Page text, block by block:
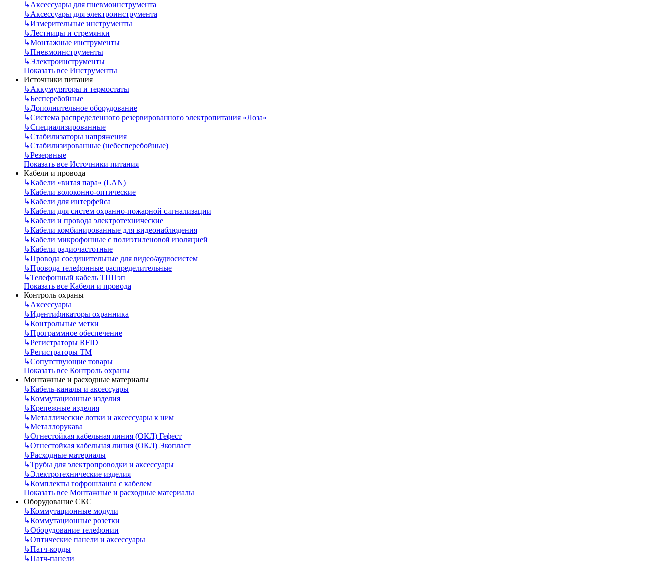
↳Аксессуары для пневмоинструмента
↳Аксессуары для электроинструмента
↳Измерительные инструменты
↳Лестницы и стремянки
↳Монтажные инструменты
↳Пневмоинструменты
↳Электроинструменты
Показать все Инструменты
Источники питания
↳Аккумуляторы и термостаты
↳Бесперебойные
↳Дополнительное оборудование
↳Система распределенного резервированного электропитания «Лоза»
↳Специализированные
↳Стабилизаторы напряжения
↳Стабилизированные (небесперебойные)
↳Резервные
Показать все Источники питания
Кабели и провода
↳Кабели «витая пара» (LAN)
↳Кабели волоконно-оптические
↳Кабели для интерфейса
↳Кабели для систем охранно-пожарной сигнализации
↳Кабели и провода электротехнические
↳Кабели комбинированные для видеонаблюдения
↳Кабели микрофонные с полиэтиленовой изоляцией
↳Кабели радиочастотные
↳Провода соединительные для видео/аудиосистем
↳Провода телефонные распределительные
↳Телефонный кабель ТППэп
Показать все Кабели и провода
Контроль охраны
↳Аксессуары
↳Идентификаторы охранника
↳Контрольные метки
↳Программное обеспечение
↳Регистраторы RFID
↳Регистраторы ТМ
↳Сопутствующие товары
Показать все Контроль охраны
Монтажные и расходные материалы
↳Кабель-каналы и аксессуары
↳Коммутационные изделия
↳Крепежные изделия
↳Металлические лотки и аксессуары к ним
↳Металлорукава
↳Огнестойкая кабельная линия (ОКЛ) Гефест
↳Огнестойкая кабельная линия (ОКЛ) Экопласт
↳Расходные материалы
↳Трубы для электропроводки и аксессуары
↳Электротехнические изделия
↳Комплекты гофрошланга с кабелем
Показать все Монтажные и расходные материалы
Оборудование СКС
↳Коммутационные модули
↳Коммутационные розетки
↳Оборудование телефонии
↳Оптические панели и аксессуары
↳Патч-корды
↳Патч-панели